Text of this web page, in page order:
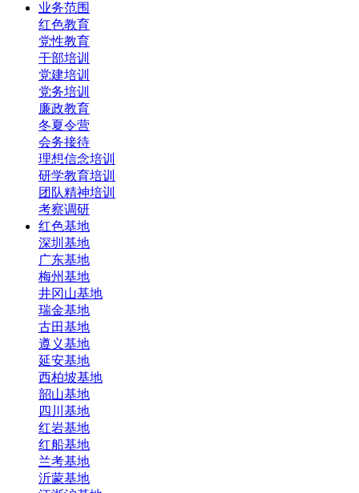
业务范围
红色教育
党性教育
干部培训
党建培训
党务培训
廉政教育
冬夏令营
会务接待
理想信念培训
研学教育培训
团队精神培训
考察调研
红色基地
深圳基地
广东基地
梅州基地
井冈山基地
瑞金基地
古田基地
遵义基地
延安基地
西柏坡基地
韶山基地
四川基地
红岩基地
红船基地
兰考基地
沂蒙基地